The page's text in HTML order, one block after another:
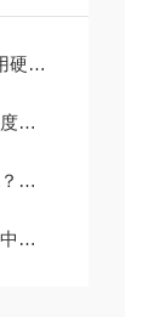
梳理
的
范围